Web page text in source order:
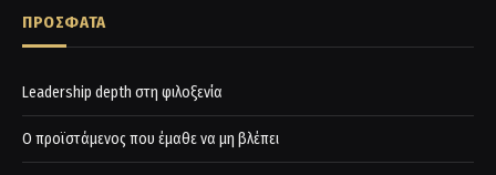
ΠΡΟΣΦΑΤΑ
Leadership depth στη φιλοξενία
Ο προϊστάμενος που έμαθε να μη βλέπει